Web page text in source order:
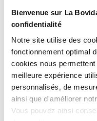
Bienvenue sur La
confidentialité
Notre site utilise des
fonctionnement optimal
cookies nous
meilleure expérience
personnalisés, de
ainsi que d'améliorer
Vous pouvez ainsi
Présentation
Cecouteau en inox
avec précaution.
Stockage: évitez le
humide.
Caractéristiques
Conditionnement
Couleur
Documents